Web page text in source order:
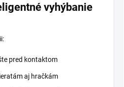
vyhýbanie
pred kontaktom
aj hračkám